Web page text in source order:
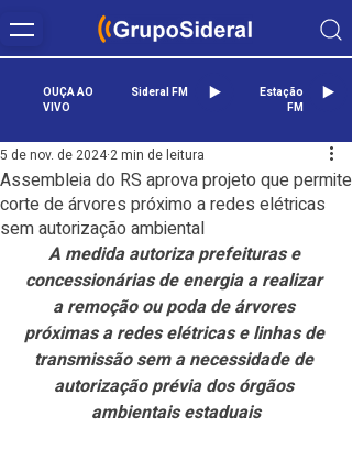
OUÇA AO
VIVO
Sideral FM
Estação
FM
Assembleia do RS aprova projeto que permite
corte de árvores próximo a redes elétricas
sem autorização ambiental
5 de nov. de 20242 min de leitura
A medida autoriza prefeituras e
concessionárias de energia a realizar
a remoção ou poda de árvores
próximas a redes elétricas e linhas de
transmissão sem a necessidade de
autorização prévia dos órgãos
ambientais estaduais